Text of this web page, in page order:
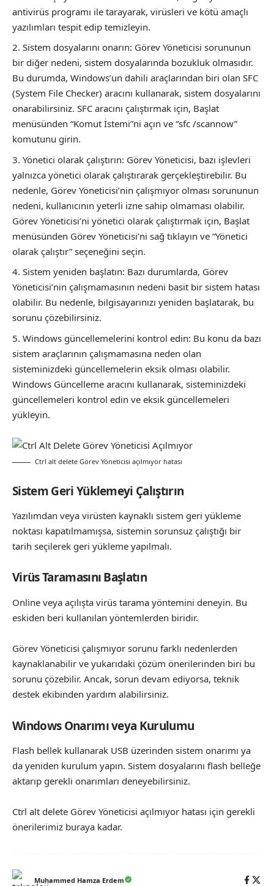
antivirüs programı ile tarayarak, virüsleri ve kötü amaçlı
yazılımları tespit edip temizleyin.
Sistem dosyalarını onarın: Görev Yöneticisi sorununun
bir diğer nedeni, sistem dosyalarında bozukluk olmasıdır.
Bu durumda, Windows’un dahili araçlarından biri olan SFC
(System File Checker) aracını kullanarak, sistem dosyalarını
onarabilirsiniz. SFC aracını çalıştırmak için, Başlat
menüsünden “Komut İstemi”ni açın ve “sfc /scannow”
komutunu girin.
Yönetici olarak çalıştırın: Görev Yöneticisi, bazı işlevleri
yalnızca yönetici olarak çalıştırarak gerçekleştirebilir. Bu
nedenle, Görev Yöneticisi’nin çalışmıyor olması sorununun
nedeni, kullanıcının yeterli izne sahip olmaması olabilir.
Görev Yöneticisi’ni yönetici olarak çalıştırmak için, Başlat
menüsünden Görev Yöneticisi’ni sağ tıklayın ve “Yönetici
olarak çalıştır” seçeneğini seçin.
Sistem yeniden başlatın: Bazı durumlarda, Görev
Yöneticisi’nin çalışmamasının nedeni basit bir sistem hatası
olabilir. Bu nedenle, bilgisayarınızı yeniden başlatarak, bu
sorunu çözebilirsiniz.
Windows güncellemelerini kontrol edin: Bu konu da bazı
sistem araçlarının çalışmamasına neden olan
sisteminizdeki güncellemelerin eksik olması olabilir.
Windows Güncelleme aracını kullanarak, sisteminizdeki
güncellemeleri kontrol edin ve eksik güncellemeleri
yükleyin.
Ctrl alt delete Görev Yöneticisi açılmıyor hatası
Sistem Geri Yüklemeyi Çalıştırın
Yazılımdan veya virüsten kaynaklı sistem geri yükleme
noktası kapatılmamışsa, sistemin sorunsuz çalıştığı bir
tarih seçilerek geri yükleme yapılmalı.
Virüs Taramasını Başlatın
Online veya açılışta virüs tarama yöntemini deneyin. Bu
eskiden beri kullanılan yöntemlerden biridir.
Görev Yöneticisi çalışmıyor sorunu farklı nedenlerden
kaynaklanabilir ve yukarıdaki çözüm önerilerinden biri bu
sorunu çözebilir. Ancak, sorun devam ediyorsa, teknik
destek ekibinden yardım alabilirsiniz.
Windows Onarımı veya Kurulumu
Flash bellek kullanarak USB üzerinden sistem onarımı ya
da yeniden kurulum yapın. Sistem dosyalarını flash belleğe
aktarıp gerekli onarımları deneyebilirsiniz.
Ctrl alt delete Görev Yöneticisi açılmıyor hatası için gerekli
önerilerimiz buraya kadar.
Muhammed Hamza Erdem